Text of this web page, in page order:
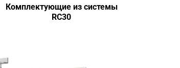
Комплектующие из системы
RC30